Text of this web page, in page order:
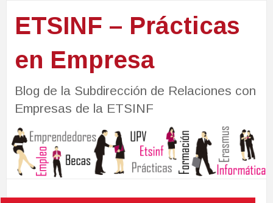
ETSINF – Prácticas
en Empresa
Blog de la Subdirección de Relaciones con
Empresas de la ETSINF